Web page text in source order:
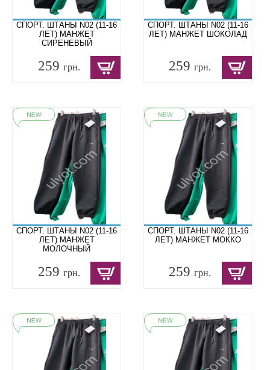
СПОРТ. ШТАНЫ N02 (11-16
ЛЕТ) МАНЖЕТ
СИРЕНЕВЫЙ
259 грн.
СПОРТ. ШТАНЫ N02 (11-16
ЛЕТ) МАНЖЕТ ШОКОЛАД
259грн.
СПОРТ. ШТАНЫ N02 (11-16
ЛЕТ) МАНЖЕТ
МОЛОЧНЫЙ
259 грн.
СПОРТ. ШТАНЫ N02 (11-16
ЛЕТ) МАНЖЕТ МОККО
259грн.